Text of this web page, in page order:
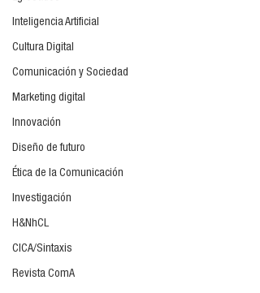
Inteligencia Artificial
Cultura Digital
Comunicación y Sociedad
Marketing digital
Innovación
Diseño de futuro
Ética de la Comunicación
Investigación
H&NhCL
CICA/Sintaxis
Revista ComA